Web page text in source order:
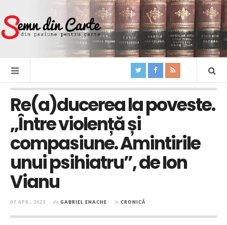
Re(a)ducerea la poveste.
„Între violență și
compasiune. Amintirile
unui psihiatru”, de Ion
Vianu
07 APR., 2021 de GABRIEL ENACHE în CRONICĂ